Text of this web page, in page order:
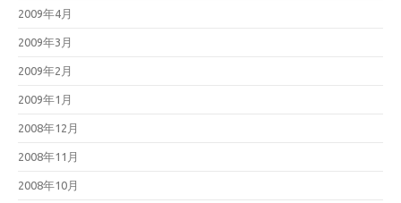
2009年4月
2009年3月
2009年2月
2009年1月
2008年12月
2008年11月
2008年10月